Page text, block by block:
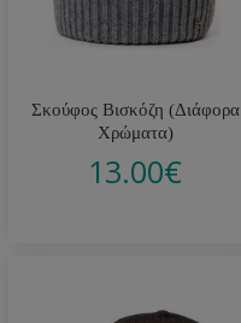
Σκούφος Βισκόζη (Διάφορα
Χρώματα)
13.00€